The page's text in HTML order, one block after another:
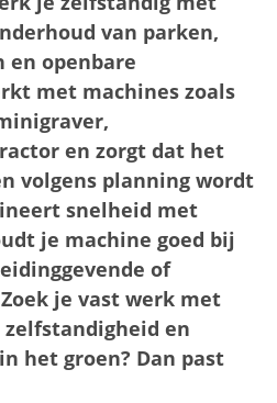
van parken,
en openbare
met machines zoals
en zorgt dat het
volgens planning wordt
snelheid met
je machine goed bij
of
je vast werk met
en
het groen? Dan past